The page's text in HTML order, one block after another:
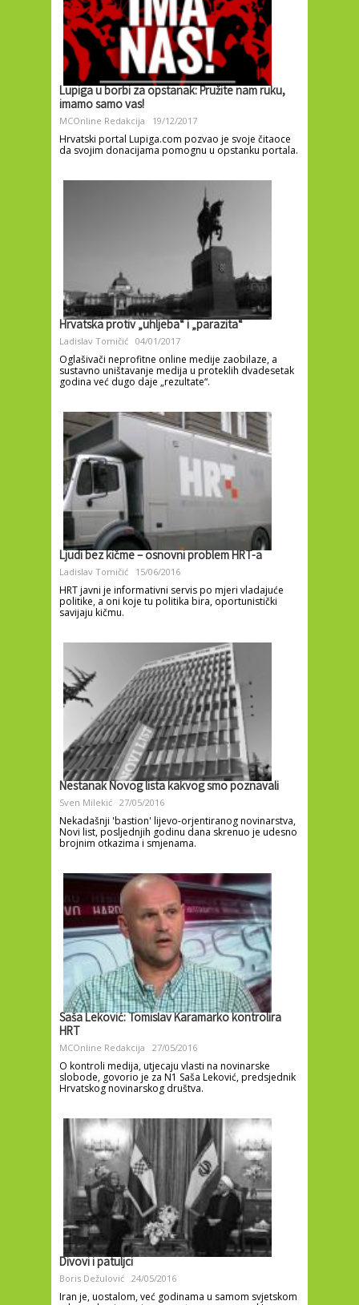
Lupiga u borbi za opstanak: Pružite nam ruku,
imamo samo vas!
MCOnline Redakcija 19/12/2017
Hrvatski portal Lupiga.com pozvao je svoje čitaoce
da svojim donacijama pomognu u opstanku portala.
Hrvatska protiv „uhljeba“ i „parazita“
Ladislav Tomičić 04/01/2017
Oglašivači neprofitne online medije zaobilaze, a
sustavno uništavanje medija u proteklih dvadesetak
godina već dugo daje „rezultate“.
Ljudi bez kičme – osnovni problem HRT-a
Ladislav Tomičić 15/06/2016
HRT javni je informativni servis po mjeri vladajuće
politike, a oni koje tu politika bira, oportunistički
savijaju kičmu.
Nestanak Novog lista kakvog smo poznavali
Sven Milekić 27/05/2016
Nekadašnji 'bastion' lijevo-orjentiranog novinarstva,
Novi list, posljednjih godinu dana skrenuo je udesno
brojnim otkazima i smjenama.
Saša Leković: Tomislav Karamarko kontrolira
HRT
MCOnline Redakcija 27/05/2016
O kontroli medija, utjecaju vlasti na novinarske
slobode, govorio je za N1 Saša Leković, predsjednik
Hrvatskog novinarskog društva.
Divovi i patuljci
Boris Dežulović 24/05/2016
Iran je, uostalom, već godinama u samom svjetskom